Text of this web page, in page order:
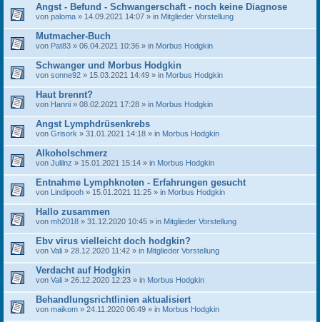
Angst - Befund - Schwangerschaft - noch keine Diagnose
von paloma » 14.09.2021 14:07 » in Mitglieder Vorstellung
Mutmacher-Buch
von Pat83 » 06.04.2021 10:36 » in Morbus Hodgkin
Schwanger und Morbus Hodgkin
von sonne92 » 15.03.2021 14:49 » in Morbus Hodgkin
Haut brennt?
von Hanni » 08.02.2021 17:28 » in Morbus Hodgkin
Angst Lymphdrüsenkrebs
von Grisork » 31.01.2021 14:18 » in Morbus Hodgkin
Alkoholschmerz
von Julilnz » 15.01.2021 15:14 » in Morbus Hodgkin
Entnahme Lymphknoten - Erfahrungen gesucht
von Lindipooh » 15.01.2021 11:25 » in Morbus Hodgkin
Hallo zusammen
von mh2018 » 31.12.2020 10:45 » in Mitglieder Vorstellung
Ebv virus vielleicht doch hodgkin?
von Vali » 28.12.2020 11:42 » in Mitglieder Vorstellung
Verdacht auf Hodgkin
von Vali » 26.12.2020 12:23 » in Morbus Hodgkin
Behandlungsrichtlinien aktualisiert
von maikom » 24.11.2020 06:49 » in Morbus Hodgkin